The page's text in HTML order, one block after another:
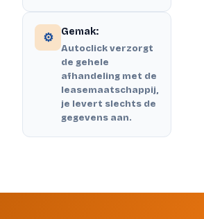
⚙️ Gemak:
Autoclick verzorgt
de gehele
afhandeling met de
leasemaatschappij,
je levert slechts de
gegevens aan.